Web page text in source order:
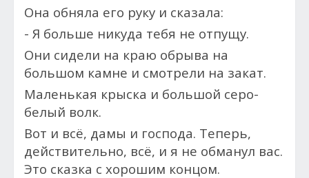
Она обняла его руку и сказала:
- Я больше никуда тебя не отпущу.
Они сидели на краю обрыва на
большом камне и смотрели на закат.
Маленькая крыска и большой серо-
белый волк.
Вот и всё, дамы и господа. Теперь,
действительно, всё, и я не обманул вас.
Это сказка с хорошим концом.